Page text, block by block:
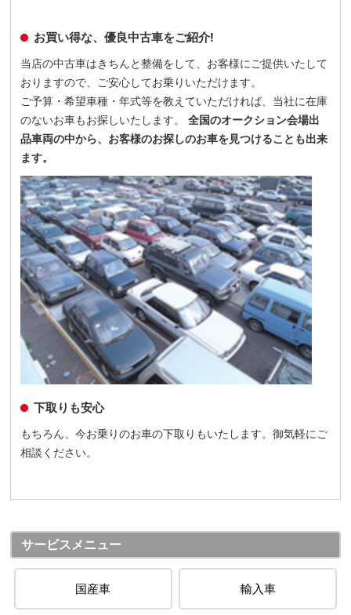
お買い得な、優良中古車をご紹介!
当店の中古車はきちんと整備をして、お客様にご提供いたして
おりますので、ご安心してお乗りいただけます。
ご予算・希望車種・年式等を教えていただければ、当社に在庫
のないお車もお探しいたします。全国のオークション会場出
品車両の中から、お客様のお探しのお車を見つけることも出来
ます。
下取りも安心
もちろん、今お乗りのお車の下取りもいたします。御気軽にご
相談ください。
サービスメニュー
国産車 輸入車